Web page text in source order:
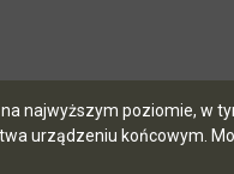
najwyższym poziomie,
urządzeniu końcowym.